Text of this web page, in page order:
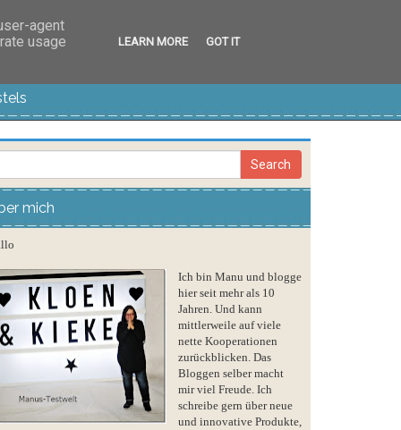
mich
Ich bin Manu und blogge
hier seit mehr als 10
Jahren. Und kann
mittlerweile auf viele
nette Kooperationen
zurückblicken. Das
Bloggen selber macht
mir viel Freude. Ich
schreibe gern über neue
und innovative Produkte,
agent
usage
LEARN MORE GOT IT